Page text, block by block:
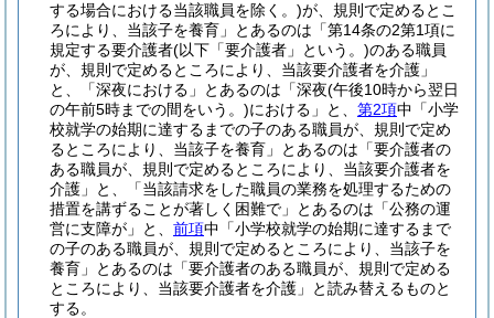
する場合における当該職員を除く。)が、規則で定めるとこ
ろにより、当該子を養育」とあるのは「第14条の2第1項に
規定する要介護者(以下「要介護者」という。)のある職員
が、規則で定めるところにより、当該要介護者を介護」
と、「深夜における」とあるのは「深夜(午後10時から翌日
の午前5時までの間をいう。)における」と、 第2項中「小学
校就学の始期に達するまでの子のある職員が、規則で定め
るところにより、当該子を養育」とあるのは「要介護者の
ある職員が、規則で定めるところにより、当該要介護者を
介護」と、「当該請求をした職員の業務を処理するための
措置を講ずることが著しく困難で」とあるのは「公務の運
営に支障が」と、 前項中「小学校就学の始期に達するまで
の子のある職員が、規則で定めるところにより、当該子を
養育」とあるのは「要介護者のある職員が、規則で定める
ところにより、当該要介護者を介護」と読み替えるものと
する。